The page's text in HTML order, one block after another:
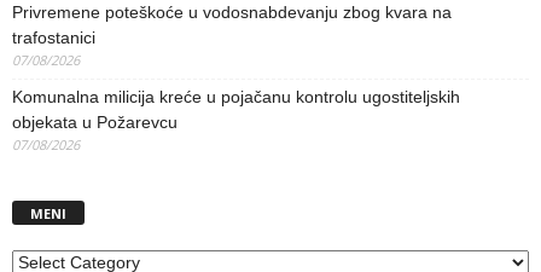
Privremene poteškoće u vodosnabdevanju zbog kvara na
trafostanici
07/08/2026
Komunalna milicija kreće u pojačanu kontrolu ugostiteljskih
objekata u Požarevcu
07/08/2026
MENI
MENI